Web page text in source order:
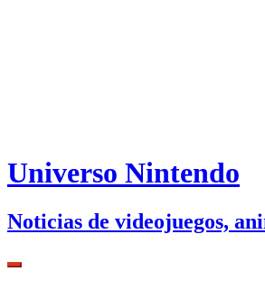
Universo Nintendo
Noticias de videojuegos,